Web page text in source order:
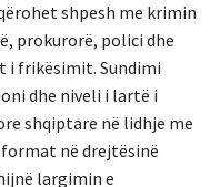
shpesh me krimin
prokurorë, polici dhe
i frikësimit. Sundimi
dhe niveli i lartë i
shqiptare në lidhje me
në drejtësinë
largimin e